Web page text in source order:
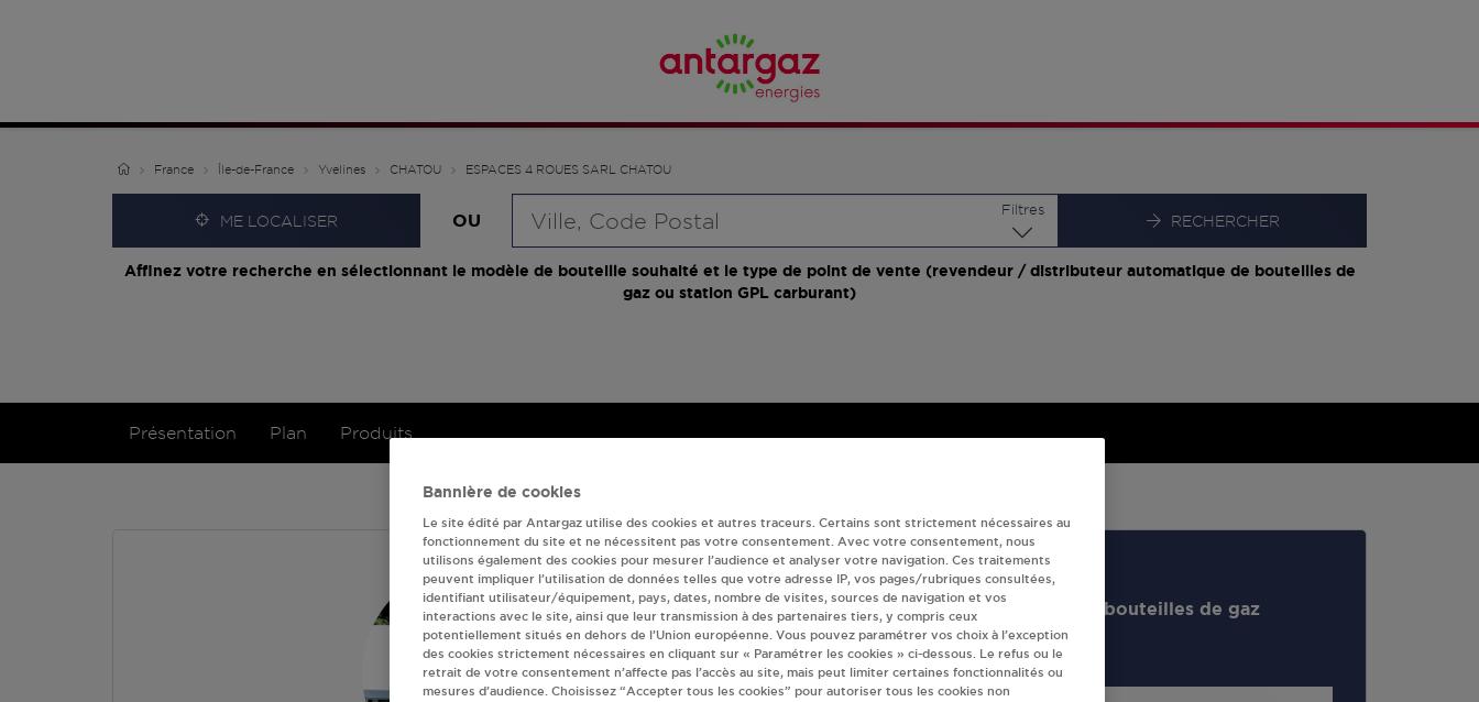
France Île-de-France Yvelines CHATOU ESPACES 4 ROUES SARL CHATOU
ME LOCALISER OU
Filtres
RECHERCHER
Affinez votre recherche en sélectionnant le modèle de bouteille souhaité et le type de point de vente (revendeur / distributeur automatique de bouteilles de
gaz ou station GPL carburant)
Présentation Plan Produits
Revendeur de bouteilles de gaz
Bannière de cookies
Le site édité par Antargaz utilise des cookies et autres traceurs. Certains sont strictement nécessaires au
fonctionnement du site et ne nécessitent pas votre consentement. Avec votre consentement, nous
utilisons également des cookies pour mesurer l’audience et analyser votre navigation. Ces traitements
peuvent impliquer l’utilisation de données telles que votre adresse IP, vos pages/rubriques consultées,
identifiant utilisateur/équipement, pays, dates, nombre de visites, sources de navigation et vos
interactions avec le site, ainsi que leur transmission à des partenaires tiers, y compris ceux
potentiellement situés en dehors de l’Union européenne. Vous pouvez paramétrer vos choix à l’exception
des cookies strictement nécessaires en cliquant sur « Paramétrer les cookies » ci-dessous. Le refus ou le
retrait de votre consentement n’affecte pas l’accès au site, mais peut limiter certaines fonctionnalités ou
mesures d’audience. Choisissez “Accepter tous les cookies” pour autoriser tous les cookies non